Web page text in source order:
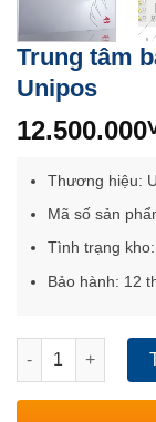
Trung tâm
Unipos
12.500.000
Thương hiệu:
Mã số sản
Tình trạng
Bảo hành: 12
Trung tâm báo